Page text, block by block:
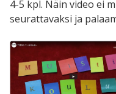
4-5 kpl. Näin video ei
seurattavaksi ja